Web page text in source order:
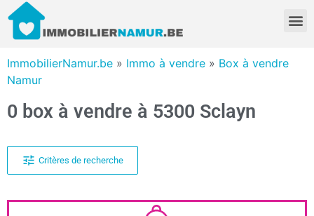
ImmobilierNamur.be » Immo à vendre » Box à vendre
Namur
0 box à vendre à 5300 Sclayn
Critères de recherche